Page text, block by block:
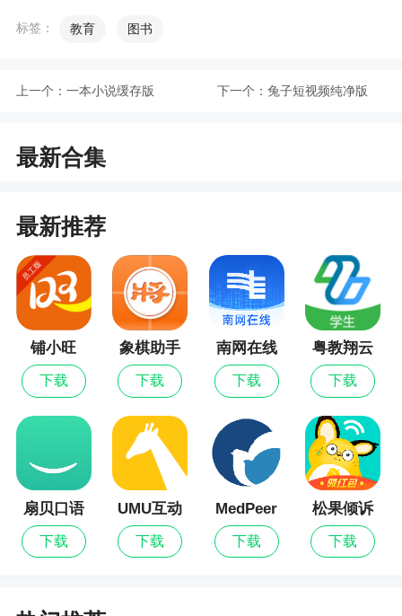
直接保存下来
要学习的内容
小编评价
1、该软件功能强大专业，数据丰富，非常适用
于相关从业者，能让用户更好的学习医学影像。帮
助医学生更加全面直观的学习到人体解剖学知识，
从而快速提升自身的专业能力
2、可以帮助医学生更直观的了解人体结构，还
有详细的解析等等，让各位可以更好的掌握这些医
学知识，而且还能够帮助学生们了解实际病例等信
息，在上面做笔记也是非常方便的哦
3、里面内容可以的，开个会员学习里面内容
标签： 教育 图书
上一个： 一本小说缓存版 下一个： 兔子短视频纯净版
最新合集
最新推荐
铺小旺
下载
象棋助手
下载
南网在线
下载
粤教翔云
数字教材
应用平台
下载
扇贝口语
下载
UMU互动
下载
MedPeer
下载
松果倾诉
下载